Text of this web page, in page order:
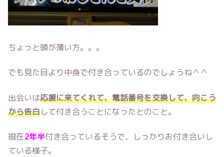
ちょっと頭が薄い方。。。
でも見た目より中身で付き合っているのでしょうね＾＾
出会いは応援に来てくれて、電話番号を交換して、向こう
から告白して付き合うことになったとのこと。
現在2年半付き合っているそうで、しっかりお付き合いし
ている様子。